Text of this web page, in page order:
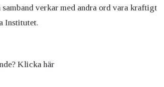
verkar med andra ord vara kraftigt
Institutet.
Klicka här